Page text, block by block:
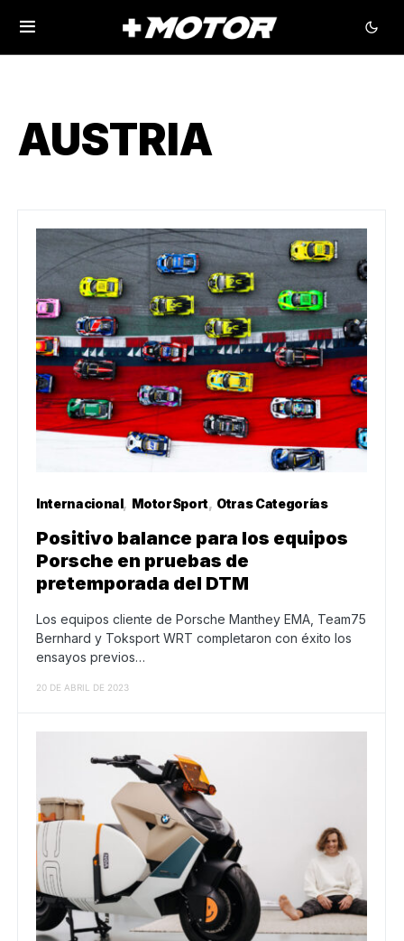
AUSTRIA
Internacional MotorSport Otras Categorías
Positivo balance para los equipos
Porsche en pruebas de
pretemporada del DTM
Los equipos cliente de Porsche Manthey EMA, Team75
Bernhard y Toksport WRT completaron con éxito los
ensayos previos…
20 DE ABRIL DE 2023